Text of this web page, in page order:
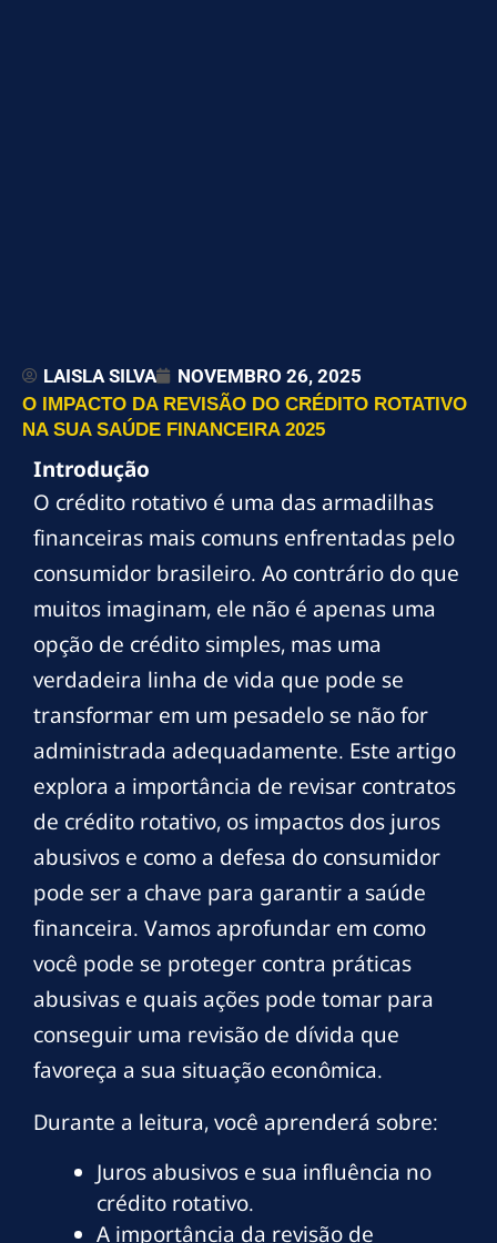
LAISLA SILVA NOVEMBRO 26, 2025
O IMPACTO DA REVISÃO DO CRÉDITO ROTATIVO
NA SUA SAÚDE FINANCEIRA 2025
Introdução
O crédito rotativo é uma das armadilhas
financeiras mais comuns enfrentadas pelo
consumidor brasileiro. Ao contrário do que
muitos imaginam, ele não é apenas uma
opção de crédito simples, mas uma
verdadeira linha de vida que pode se
transformar em um pesadelo se não for
administrada adequadamente. Este artigo
explora a importância de revisar contratos
de crédito rotativo, os impactos dos juros
abusivos e como a defesa do consumidor
pode ser a chave para garantir a saúde
financeira. Vamos aprofundar em como
você pode se proteger contra práticas
abusivas e quais ações pode tomar para
conseguir uma revisão de dívida que
favoreça a sua situação econômica.
Durante a leitura, você aprenderá sobre:
Juros abusivos e sua influência no
crédito rotativo.
A importância da revisão de